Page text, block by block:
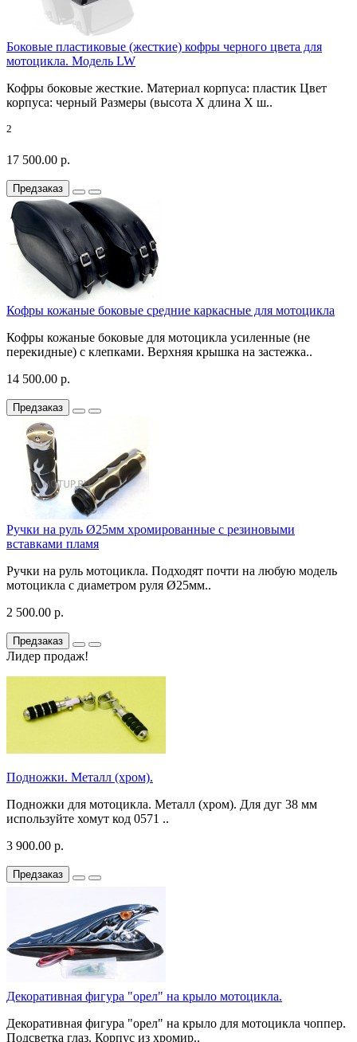
Боковые пластиковые (жесткие) кофры черного цвета для
мотоцикла. Модель LW
Кофры боковые жесткие. Материал корпуса: пластик Цвет
корпуса: черный Размеры (высота X длина X ш..
2
17 500.00 р.
Предзаказ
Кофры кожаные боковые средние каркасные для мотоцикла
Кофры кожаные боковые для мотоцикла усиленные (не
перекидные) с клепками. Верхняя крышка на застежка..
14 500.00 р.
Предзаказ
Ручки на руль Ø25мм хромированные с резиновыми
вставками пламя
Ручки на руль мотоцикла. Подходят почти на любую модель
мотоцикла с диаметром руля Ø25мм..
2 500.00 р.
Предзаказ
Лидер продаж!
Подножки. Металл (хром).
Подножки для мотоцикла. Металл (хром). Для дуг 38 мм
используйте хомут код 0571 ..
3 900.00 р.
Предзаказ
Декоративная фигура "орел" на крыло мотоцикла.
Декоративная фигура "орел" на крыло для мотоцикла чоппер.
Подсветка глаз. Корпус из хромир..